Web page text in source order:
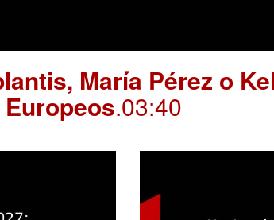
María Pérez o
.03:40